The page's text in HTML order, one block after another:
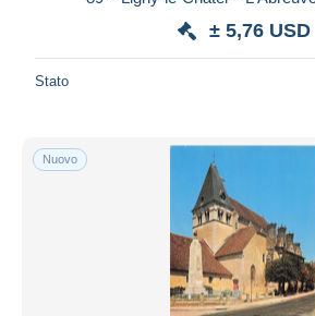
± 5,76 USD
Stato
Nuovo